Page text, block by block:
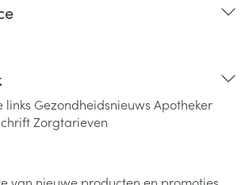
links Gezondheidsnieuws Apotheker
Zorgtarieven